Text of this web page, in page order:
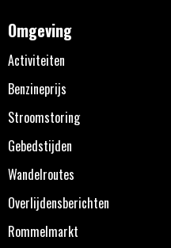
Omgeving
Activiteiten
Benzineprijs
Stroomstoring
Gebedstijden
Wandelroutes
Overlijdensberichten
Rommelmarkt